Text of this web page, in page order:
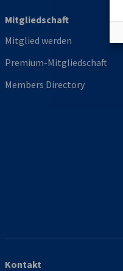
Mitgliedschaft
Mitglied werden
Premium-Mitgliedschaft
Members Directory
Kontakt